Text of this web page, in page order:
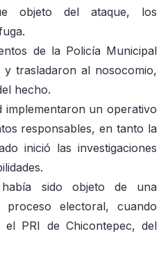
objeto del ataque, los
de la Policía Municipal
trasladaron al nosocomio,
hecho.
implementaron un operativo
responsables, en tanto la
inició las investigaciones
sido objeto de una
electoral, cuando
PRI de Chicontepec, del